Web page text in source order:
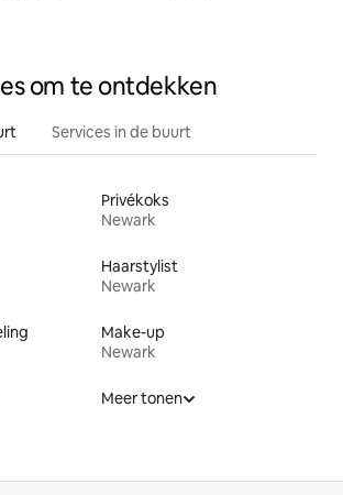
om te ontdekken
Services in de buurt
Privékoks
Newark
Haarstylist
Newark
Make-up
Newark
Meer tonen